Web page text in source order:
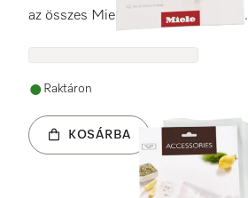
az összes Miele vákuumozófiókhoz.
Raktáron
KOSÁRBA